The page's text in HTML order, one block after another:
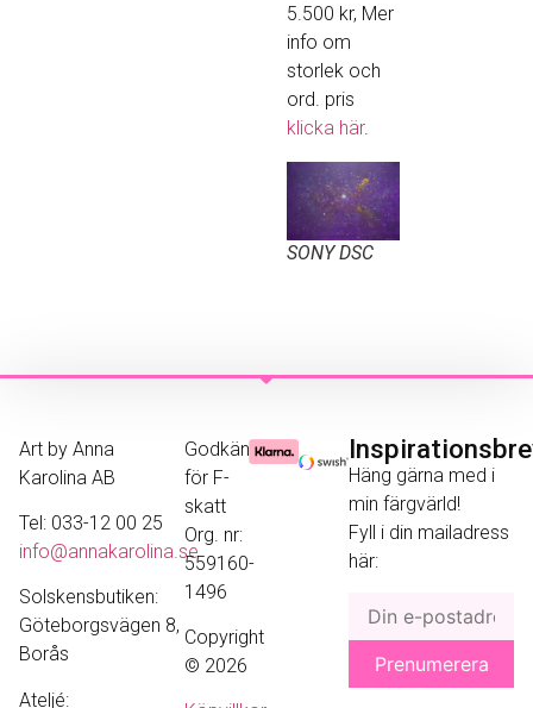
5.500 kr, Mer
info om
storlek och
ord. pris
klicka här.
SONY DSC
Art by Anna
Karolina AB
Tel: 033-12 00 25
info@annakarolina.se
Solskensbutiken:
Göteborgsvägen 8,
Borås
Ateljé:
Godkänd
för F-
skatt
Org. nr:
559160-
1496
Copyright
© 2026
Häng gärna med i
min färgvärld!
Fyll i din mailadress
här: